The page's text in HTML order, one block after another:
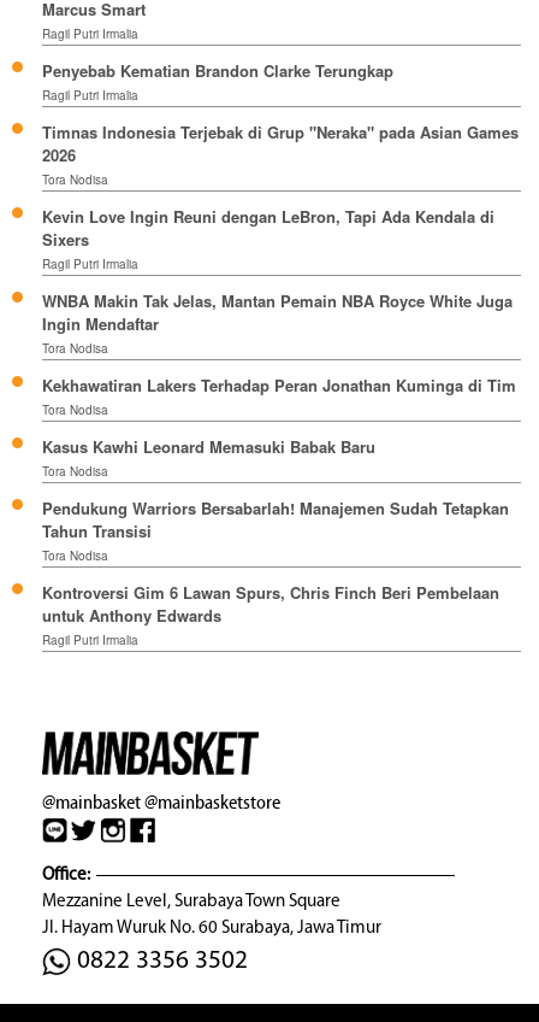
Marcus Smart
Ragil Putri Irmalia
Penyebab Kematian Brandon Clarke Terungkap
Ragil Putri Irmalia
Timnas Indonesia Terjebak di Grup "Neraka" pada Asian Games
2026
Tora Nodisa
Kevin Love Ingin Reuni dengan LeBron, Tapi Ada Kendala di
Sixers
Ragil Putri Irmalia
WNBA Makin Tak Jelas, Mantan Pemain NBA Royce White Juga
Ingin Mendaftar
Tora Nodisa
Kekhawatiran Lakers Terhadap Peran Jonathan Kuminga di Tim
Tora Nodisa
Kasus Kawhi Leonard Memasuki Babak Baru
Tora Nodisa
Pendukung Warriors Bersabarlah! Manajemen Sudah Tetapkan
Tahun Transisi
Tora Nodisa
Kontroversi Gim 6 Lawan Spurs, Chris Finch Beri Pembelaan
untuk Anthony Edwards
Ragil Putri Irmalia
@mainbasket@mainbasketstore
Office:
Mezzanine Level, Surabaya Town Square
Jl. Hayam Wuruk No. 60 Surabaya, Jawa Timur
0822 3356 3502